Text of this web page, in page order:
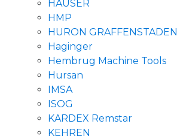
HAUSER
HMP
HURON GRAFFENSTADEN
Haginger
Hembrug Machine Tools
Hursan
IMSA
ISOG
KARDEX Remstar
KEHREN